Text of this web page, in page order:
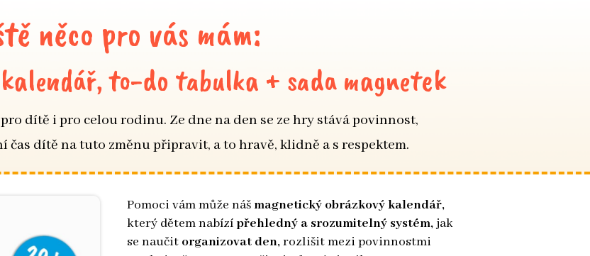
něco pro vás mám:
to-do tabulka + sada magnetek
dítě i pro celou rodinu. Ze dne na den se ze hry stává povinnost,
čas dítě na tuto změnu připravit, a to hravě, klidně a s respektem.
Pomoci vám může náš magnetický obrázkový kalendář,
který dětem nabízí přehledný a srozumitelný systém, jak
se naučit organizovat den,rozlišit mezi povinnostmi